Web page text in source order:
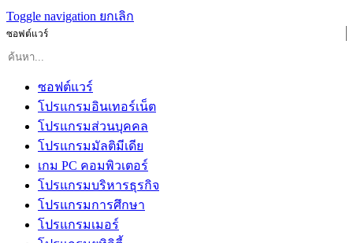
Toggle navigation ยกเลิก
ซอฟต์แวร์
ซอฟต์แวร์
โปรแกรมอินเทอร์เน็ต
โปรแกรมส่วนบุคคล
โปรแกรมมัลติมีเดีย
เกม PC คอมพิวเตอร์
โปรแกรมบริหารธุรกิจ
โปรแกรมการศึกษา
โปรแกรมเมอร์